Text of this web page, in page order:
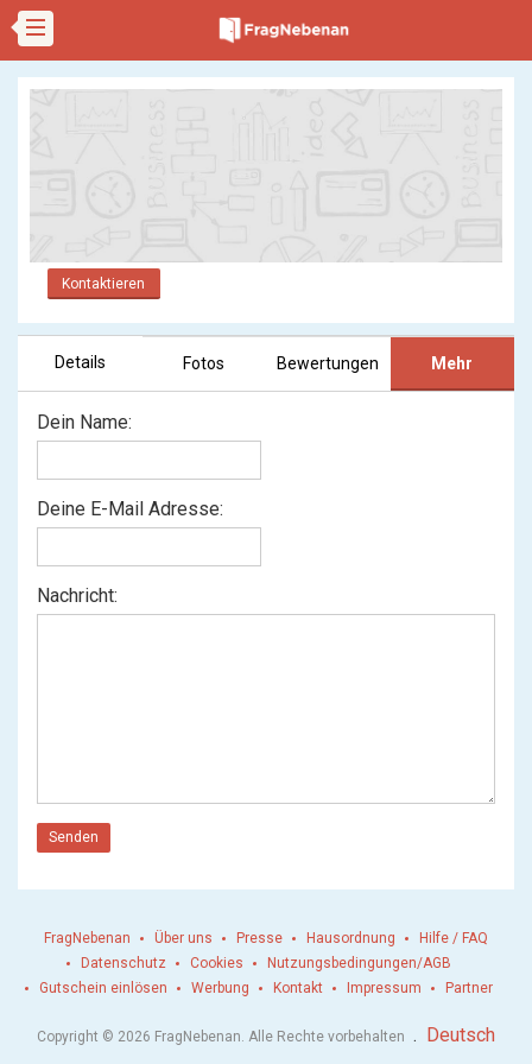
Kontaktieren
Details Fotos Bewertungen Mehr
Dein Name:
Deine E-Mail Adresse:
Nachricht:
Senden
FragNebenan Über uns Presse Hausordnung
Hilfe / FAQ
Datenschutz
Cookies
Nutzungsbedingungen/AGB
Gutschein einlösen
Werbung Kontakt Impressum Partner
Copyright © 2026 FragNebenan. Alle Rechte vorbehalten . Deutsch